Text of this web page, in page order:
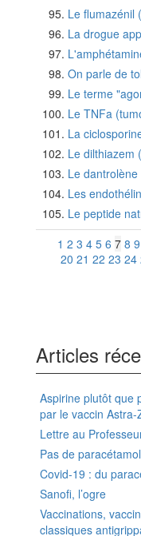
Le flumazénil
La drogue
On parle de
Le terme
Le TNFa
La
Le dilthiazem
Le dantrolène
Les
Le peptide
1 2 3 4 5 6 7 8 9
20 21 22 23 24
Articles
Aspirine plutôt que
par le vaccin Astra-
Lettre au
Pas de
Covid-19 : du
Sanofi, l’ogre
Vaccinations,
classiques